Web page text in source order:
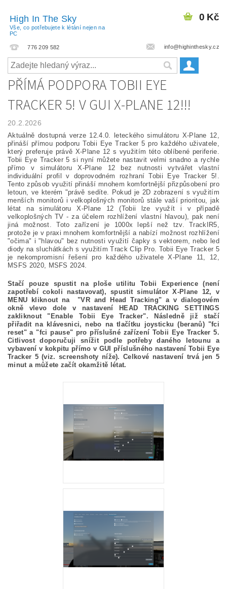
High In The Sky
Vše, co potřebujete k létání nejen na
PC
776 209 582 info@highinthesky.cz
0 Kč
PŘÍMÁ PODPORA TOBII EYE
TRACKER 5! V GUI X-PLANE 12!!!
20.2.2026
Aktuálně dostupná verze 12.4.0. leteckého simulátoru X-Plane 12,
přináší přímou podporu Tobii Eye Tracker 5 pro každého uživatele,
který preferuje právě X-Plane 12 s využitím této oblíbené periferie.
Tobii Eye Tracker 5 si nyní můžete nastavit velmi snadno a rychle
přímo v simulátoru X-Plane 12 bez nutnosti vytvářet vlastní
individuální profil v doprovodném rozhraní Tobii Eye Tracker 5!.
Tento způsob využití přináší mnohem komfortnější přizpůsobení pro
letoun, ve kterém "právě sedíte. Pokud je 2D zobrazení s využitím
menších monitorů i velkoplošných monitorů stále vaší prioritou, jak
létat na simulátoru X-Plane 12 (Tobii lze využít i v případě
velkoplošných TV - za účelem rozhlížení vlastní hlavou), pak není
jiná možnost. Toto zařízení je 1000x lepší než tzv. TrackIR5,
protože je v praxi mnohem komfortnější a nabízí možnost rozhlížení
"očima" i "hlavou" bez nutnosti využití čapky s vektorem, nebo led
diody na sluchátkách s využitím Track Clip Pro. Tobii Eye Tracker 5
je nekompromisní řešení pro každého uživatele X-Plane 11, 12,
MSFS 2020, MSFS 2024.
Stačí pouze spustit na ploše utilitu Tobii Experience (není
zapotřebí cokoli nastavovat), spustit simulátor X-Plane 12, v
MENU kliknout na "VR and Head Tracking" a v dialogovém
okně vlevo dole v nastavení HEAD TRACKING SETTINGS
zakliknout "Enable Tobii Eye Tracker". Následně již stačí
přiřadit na klávesnici, nebo na tlačítku joysticku (beranů) "fci
reset" a "fci pause" pro příslušné zařízení Tobii Eye Tracker 5.
Citlivost doporučuji snížit podle potřeby daného letounu a
vybavení v kokpitu přímo v GUI příslušného nastavení Tobii Eye
Tracker 5 (viz. screenshoty níže). Celkové nastavení trvá jen 5
minut a můžete začít okamžitě létat.